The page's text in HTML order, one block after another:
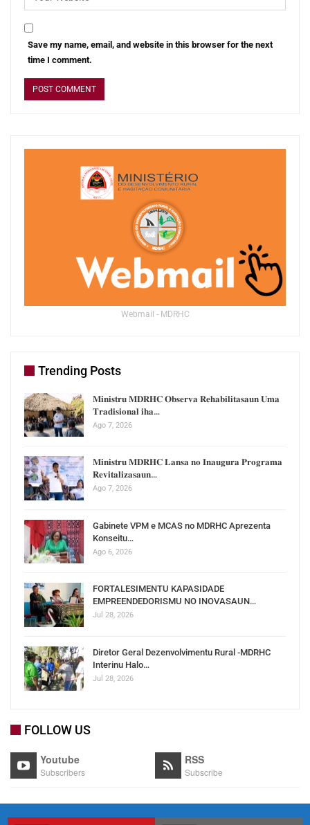
Save my name, email, and website in this browser for the next
time I comment.
Webmail - MDRHC
Trending Posts
𝐌𝐢𝐧𝐢𝐬𝐭𝐫𝐮 𝐌𝐃𝐑𝐇𝐂 𝐎𝐛𝐬𝐞𝐫𝐯𝐚 𝐑𝐞𝐡𝐚𝐛𝐢𝐥𝐢𝐭𝐚𝐬𝐚𝐮𝐧 𝐔𝐦𝐚
𝐓𝐫𝐚𝐝𝐢𝐬𝐢𝐨𝐧𝐚𝐥 𝐢𝐡𝐚…
Ago 7, 2026
𝐌𝐢𝐧𝐢𝐬𝐭𝐫𝐮 𝐌𝐃𝐑𝐇𝐂 𝐋𝐚𝐧𝐬𝐚 𝐧𝐨 𝐈𝐧𝐚𝐮𝐠𝐮𝐫𝐚 𝐏𝐫𝐨𝐠𝐫𝐚𝐦𝐚
𝐑𝐞𝐯𝐢𝐭𝐚𝐥𝐢𝐳𝐚𝐬𝐚𝐮𝐧…
Ago 7, 2026
Gabinete VPM e MCAS no MDRHC Aprezenta
Konseitu…
Ago 6, 2026
FORTALESIMENTU KAPASIDADE
EMPREENDEDORISMU NO INOVASAUN…
Jul 28, 2026
Diretor Geral Dezenvolvimentu Rural -MDRHC
Interinu Halo…
Jul 28, 2026
FOLLOW US
Youtube
Subscribers
RSS
Subscribe